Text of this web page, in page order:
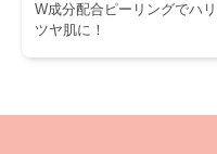
W成分配合ピーリングでハリ
ツヤ肌に！